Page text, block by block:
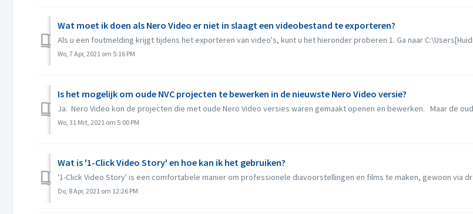
Wat moet ik doen als Nero Video er niet in slaagt een videobestand te exporteren?
Als u een foutmelding krijgt tijdens het exporteren van video's, kunt u het hieronder proberen 1. Ga naar
Wo, 7 Apr, 2021 om 5:16 PM
Is het mogelijk om oude NVC projecten te bewerken in de nieuwste Nero Video versie?
Ja. Nero Video kon de projecten die met oude Nero Video versies waren gemaakt openen en bewerken. Maar de
Wo, 31 Mrt, 2021 om 5:00 PM
Wat is '1-Click Video Story' en hoe kan ik het gebruiken?
'1-Click Video Story' is een comfortabele manier om professionele diavoorstellingen en films te maken, gewoon via
Do, 8 Apr, 2021 om 12:26 PM